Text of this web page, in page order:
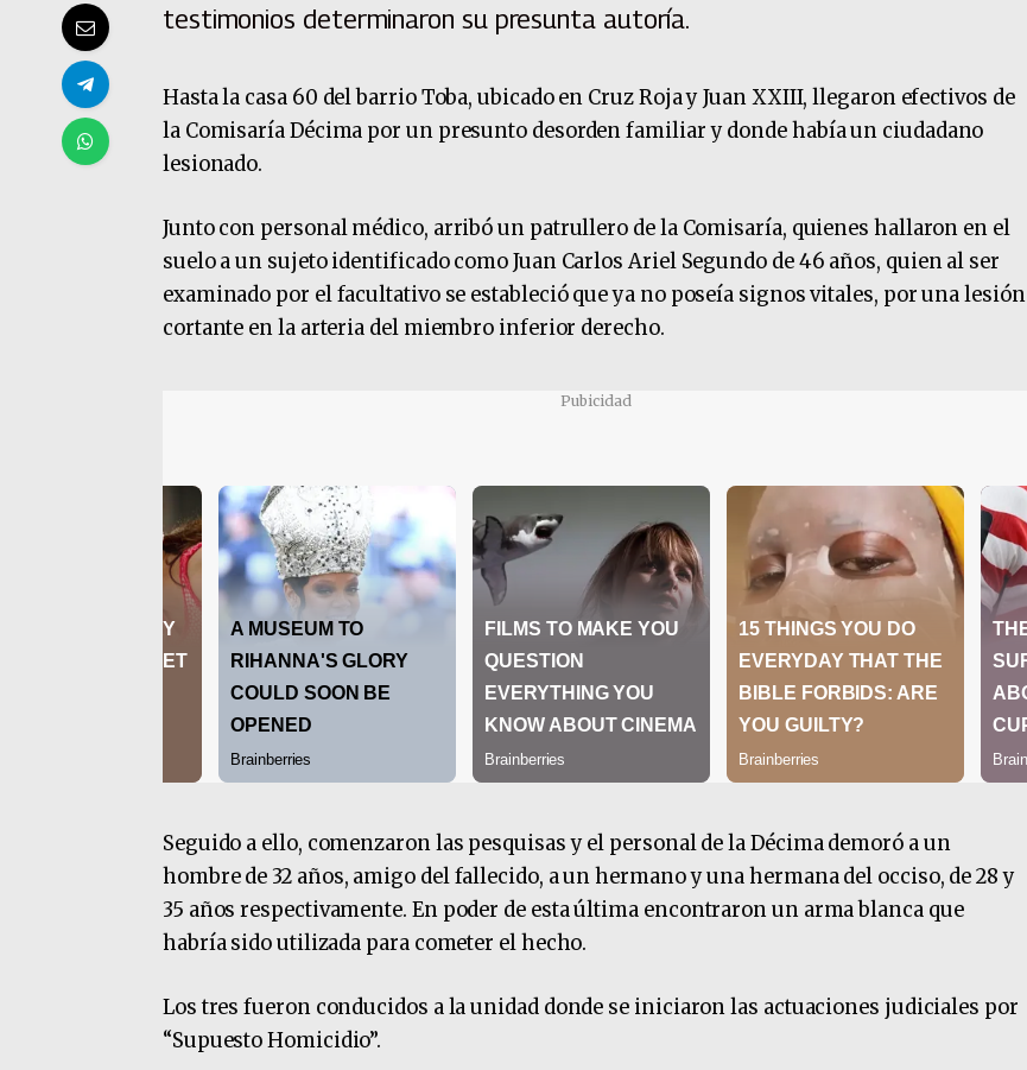
testimonios determinaron su presunta autoría.
Hasta la casa 60 del barrio Toba, ubicado en Cruz Roja y Juan XXIII, llegaron efectivos de
la Comisaría Décima por un presunto desorden familiar y donde había un ciudadano
lesionado.
Junto con personal médico, arribó un patrullero de la Comisaría, quienes hallaron en el
suelo a un sujeto identificado como Juan Carlos Ariel Segundo de 46 años, quien al ser
examinado por el facultativo se estableció que ya no poseía signos vitales, por una lesión
cortante en la arteria del miembro inferior derecho.
Pubicidad
Seguido a ello, comenzaron las pesquisas y el personal de la Décima demoró a un
hombre de 32 años, amigo del fallecido, a un hermano y una hermana del occiso, de 28 y
35 años respectivamente. En poder de esta última encontraron un arma blanca que
habría sido utilizada para cometer el hecho.
Los tres fueron conducidos a la unidad donde se iniciaron las actuaciones judiciales por
“Supuesto Homicidio”.